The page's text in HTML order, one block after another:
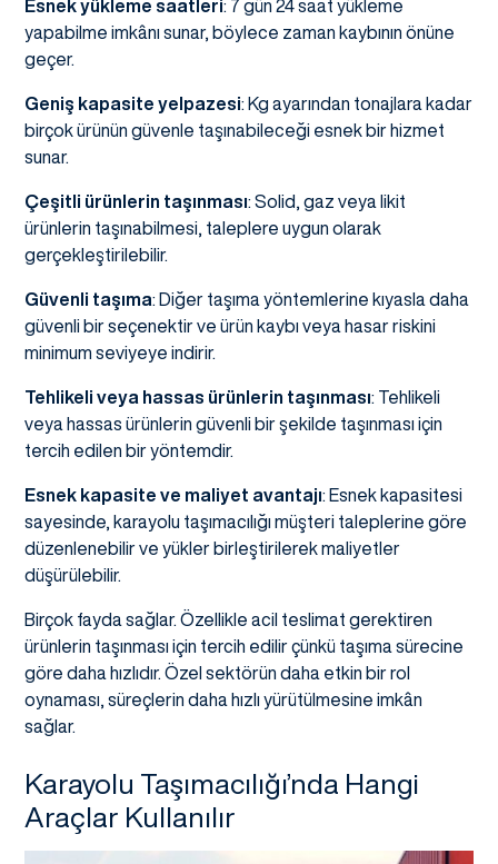
Esnek yükleme saatleri: 7 gün 24 saat yükleme
yapabilme imkânı sunar, böylece zaman kaybının önüne
geçer.
Geniş kapasite yelpazesi: Kg ayarından tonajlara kadar
birçok ürünün güvenle taşınabileceği esnek bir hizmet
sunar.
Çeşitli ürünlerin taşınması: Solid, gaz veya likit
ürünlerin taşınabilmesi, taleplere uygun olarak
gerçekleştirilebilir.
Güvenli taşıma: Diğer taşıma yöntemlerine kıyasla daha
güvenli bir seçenektir ve ürün kaybı veya hasar riskini
minimum seviyeye indirir.
Tehlikeli veya hassas ürünlerin taşınması: Tehlikeli
veya hassas ürünlerin güvenli bir şekilde taşınması için
tercih edilen bir yöntemdir.
Esnek kapasite ve maliyet avantajı: Esnek kapasitesi
sayesinde, karayolu taşımacılığı müşteri taleplerine göre
düzenlenebilir ve yükler birleştirilerek maliyetler
düşürülebilir.
Birçok fayda sağlar. Özellikle acil teslimat gerektiren
ürünlerin taşınması için tercih edilir çünkü taşıma sürecine
göre daha hızlıdır. Özel sektörün daha etkin bir rol
oynaması, süreçlerin daha hızlı yürütülmesine imkân
sağlar.
Karayolu Taşımacılığı’nda Hangi
Araçlar Kullanılır